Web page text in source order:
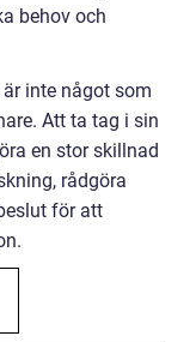
behov och
inte något som
Att ta tag i sin
en stor skillnad
rådgöra
för att